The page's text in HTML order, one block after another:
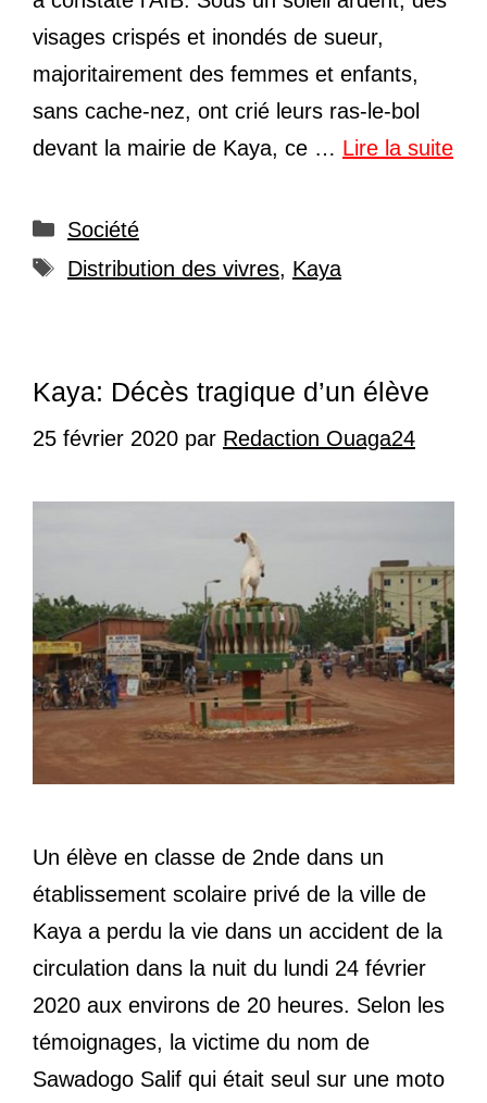
visages crispés et inondés de sueur,
majoritairement des femmes et enfants,
sans cache-nez, ont crié leurs ras-le-bol
devant la mairie de Kaya, ce … Lire la suite
Catégories
Société
Étiquettes
Distribution des vivres, Kaya
Kaya: Décès tragique d’un élève
25 février 2020 par Redaction Ouaga24
Un élève en classe de 2nde dans un
établissement scolaire privé de la ville de
Kaya a perdu la vie dans un accident de la
circulation dans la nuit du lundi 24 février
2020 aux environs de 20 heures. Selon les
témoignages, la victime du nom de
Sawadogo Salif qui était seul sur une moto